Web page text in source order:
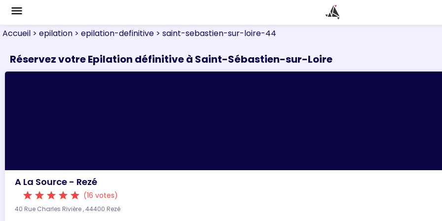
menu
Accueil > epilation > epilation-definitive > saint-sebastien-sur-loire-44
Réservez votre Epilation définitive à Saint-Sébastien-sur-Loire
A La Source - Rezé
star star star star star (16 votes)
40 Rue Charles Rivière , 44400 Rezé